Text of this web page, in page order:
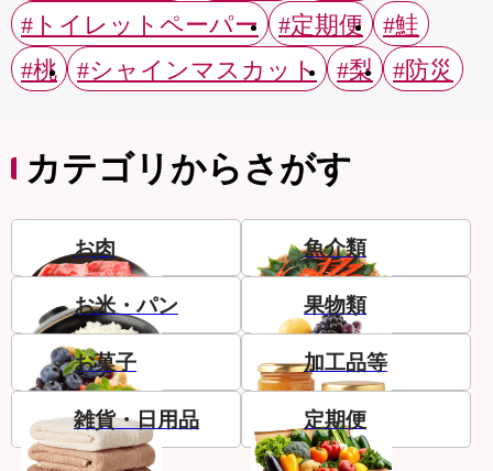
#トイレットペーパー
#定期便
#鮭
#桃
#シャインマスカット #梨 #防災
カテゴリからさがす
お肉 魚介類
お米・パン 果物類
お菓子 加工品等
雑貨・日用品 定期便